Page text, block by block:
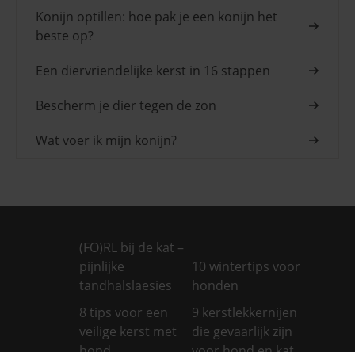
Konijn optillen: hoe pak je een konijn het
beste op?
Een diervriendelijke kerst in 16 stappen
Bescherm je dier tegen de zon
Wat voer ik mijn konijn?
(FO)RL bij de kat –
pijnlijke
tandhalslaesies
10 wintertips voor
honden
8 tips voor een
veilige kerst met
9 kerstlekkernijen
die gevaarlijk zijn